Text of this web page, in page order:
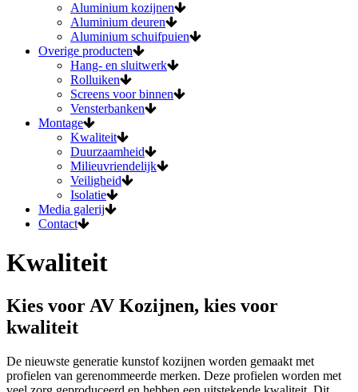
Aluminium kozijnen
Aluminium deuren
Aluminium schuifpuien
Overige producten
Hang- en sluitwerk
Rolluiken
Screens voor binnen
Vensterbanken
Montage
Kwaliteit
Duurzaamheid
Milieuvriendelijk
Veiligheid
Isolatie
Media galerij
Contact
Kwaliteit
Kies voor AV Kozijnen, kies voor
kwaliteit
De nieuwste generatie kunstof kozijnen worden gemaakt met
profielen van gerenommeerde merken. Deze profielen worden met